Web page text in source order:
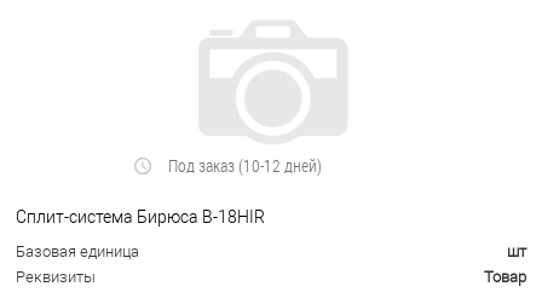
Под заказ (10-12 дней)
Сплит-система Бирюса B-18HIR
Базовая единица
шт
Реквизиты
Товар